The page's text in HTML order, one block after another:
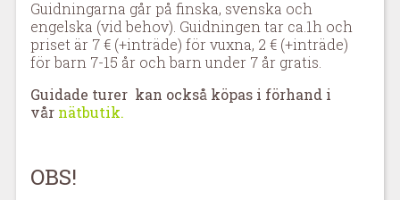
Guidningarna går på finska, svenska och
engelska (vid behov). Guidningen tar ca.1h och
priset är 7 € (+inträde) för vuxna, 2 € (+inträde)
för barn 7-15 år och barn under 7 år gratis.
Guidade turer kan också köpas i förhand i
vår nätbutik.
OBS!